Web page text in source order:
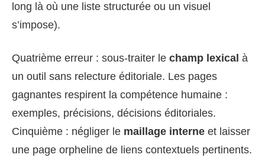
long là où une liste structurée ou un visuel
s’impose).
Quatrième erreur : sous-traiter le champ lexical à
un outil sans relecture éditoriale. Les pages
gagnantes respirent la compétence humaine :
exemples, précisions, décisions éditoriales.
Cinquième : négliger le maillage interne et laisser
une page orpheline de liens contextuels pertinents.